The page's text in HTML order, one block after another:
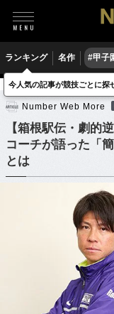
ランキング 名作 #甲子
陸上 駅伝
Number Web More
【箱根駅伝・劇的
コーチが語った「
とは
今人気の記事が競技ごとに探